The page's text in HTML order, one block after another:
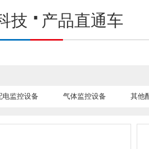
技 产品直通车
电监控设备 气体监控设备 其他